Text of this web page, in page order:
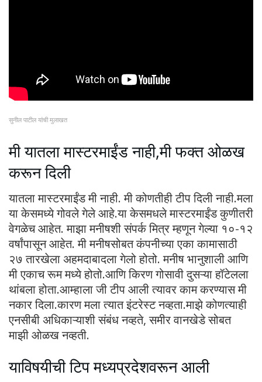
सुनील पाटील यांची मुलाखत
मी यातला मास्टरमाईंड नाही,मी फक्त ओळख
करून दिली
यातला मास्टरमाईंड मी नाही. मी कोणतीही टीप दिली नाही.मला
या केसमध्ये गोवले गेले आहे.या केसमधले मास्टरमाईंड कुणीतरी
वेगळेच आहेत. माझा मनीषशी संपर्क मित्र म्हणून गेल्या १०-१२
वर्षांपासून आहेत. मी मनीषसोबत कंपनीच्या एका कामासाठी
२७ तारखेला अहमदाबादला गेलो होतो. मनीष भानुशाली आणि
मी एकाच रूम मध्ये होतो.आणि किरण गोसावी दुसऱ्या हॉटेलला
थांबला होता.आम्हाला जी टीप आली त्यावर काम करण्यास मी
नकार दिला.कारण मला त्यात इंटरेस्ट नव्हता.माझे कोणत्याही
एनसीबी अधिकाऱ्याशी संबंध नव्हते, समीर वानखेडे सोबत
माझी ओळख नव्हती.
याविषयीची टिप मध्यप्रदेशवरून आली